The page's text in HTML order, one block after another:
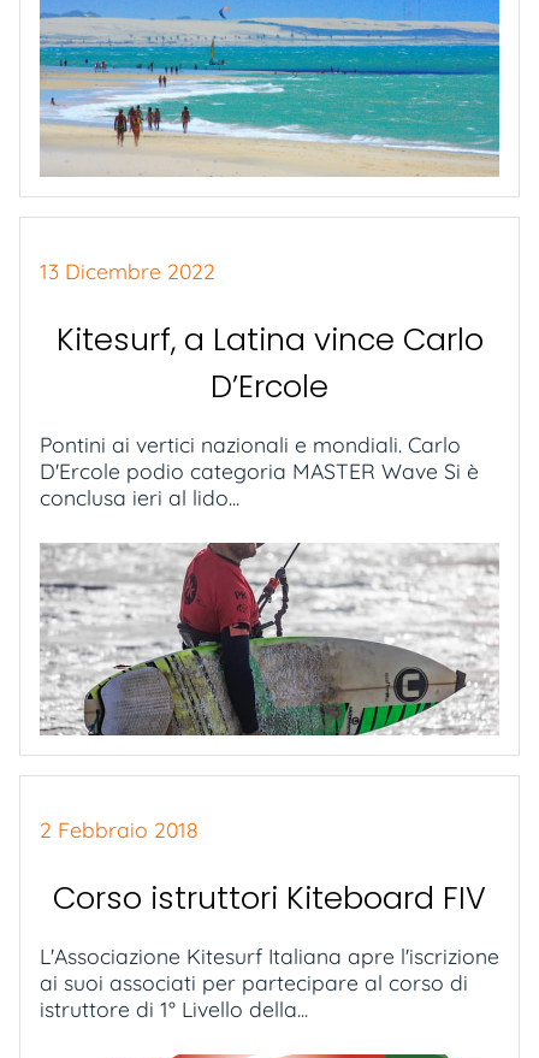
13 Dicembre 2022
Kitesurf, a Latina vince Carlo
D’Ercole
Pontini ai vertici nazionali e mondiali. Carlo
D'Ercole podio categoria MASTER Wave Si è
conclusa ieri al lido...
2 Febbraio 2018
Corso istruttori Kiteboard FIV
L'Associazione Kitesurf Italiana apre l'iscrizione
ai suoi associati per partecipare al corso di
istruttore di 1° Livello della...